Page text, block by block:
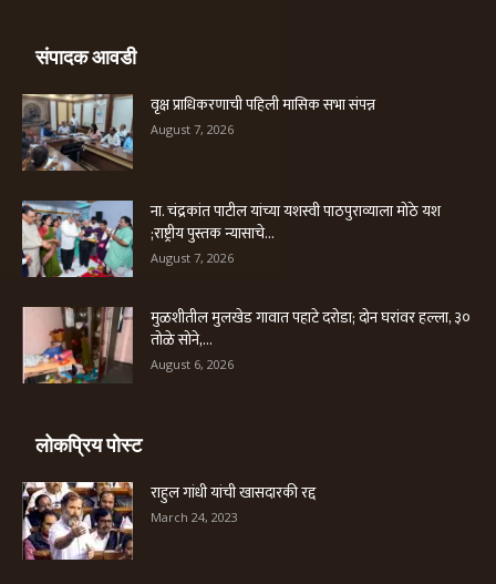
संपादक आवडी
वृक्ष प्राधिकरणाची पहिली मासिक सभा संपन्न
August 7, 2026
ना. चंद्रकांत पाटील यांच्या यशस्वी पाठपुराव्याला मोठे यश
;राष्ट्रीय पुस्तक न्यासाचे...
August 7, 2026
मुळशीतील मुलखेड गावात पहाटे दरोडा; दोन घरांवर हल्ला, ३०
तोळे सोने,...
August 6, 2026
लोकप्रिय पोस्ट
राहुल गांधी यांची खासदारकी रद्द
March 24, 2023